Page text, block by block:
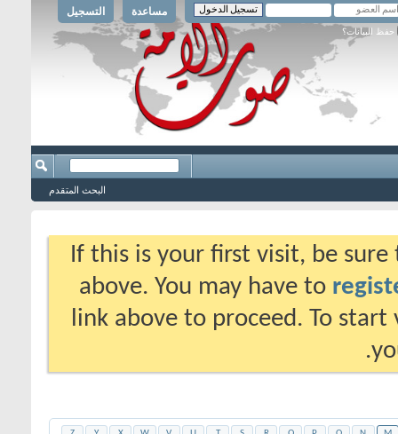
التسجيل مساعدة
حفظ البيانات؟
البحث المتقدم
If this is your first visit, be
above. You may have to
link above to proceed. To